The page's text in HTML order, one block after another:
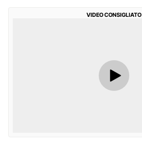
VIDEO CONSIGLIATO